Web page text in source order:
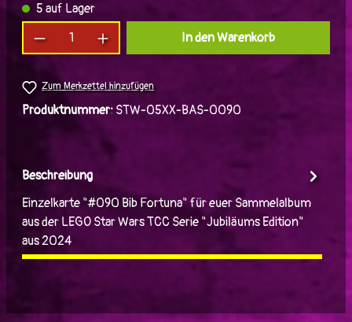
5 auf Lager
Produkt Anzahl: Gib den gewünschten Wert
In den Warenkorb
Zum Merkzettel hinzufügen
Produktnummer: STW-05XX-BAS-0090
Beschreibung
Einzelkarte "#090 Bib Fortuna" für euer Sammelalbum
aus der LEGO Star Wars TCC Serie "Jubiläums Edition"
aus 2024